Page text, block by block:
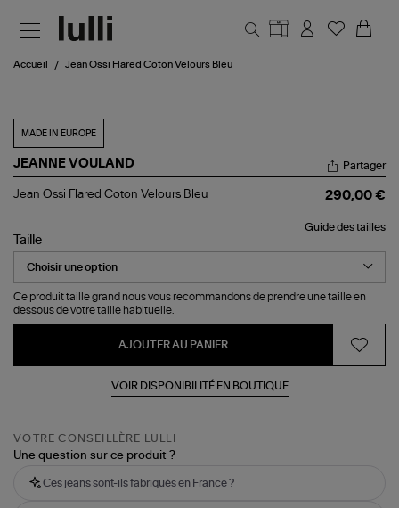
Accueil Jean Ossi Flared Coton Velours Bleu
MADE IN EUROPE
JEANNE VOULAND
Jean
Coton
Velours
Bleu
Partager
Jean Ossi Flared Coton Velours Bleu 290,00 €
Guide des tailles
Taille
Ce produit taille grand nous vous recommandons de prendre une taille en
dessous de votre taille habituelle.
AJOUTER AU PANIER
VOIR DISPONIBILITÉ EN BOUTIQUE
VOTRE CONSEILLÈRE LULLI
Une question sur ce produit ?
Ces jeans sont-ils fabriqués en France ?